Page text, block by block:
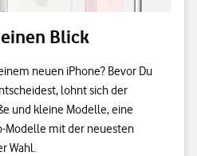
Blick
neuen iPhone? Bevor Du
lohnt sich der
und kleine Modelle, eine
Modelle mit der neuesten
Wahl.